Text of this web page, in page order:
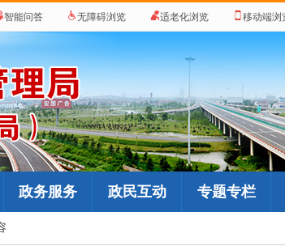
智能问答 无障碍浏览 适老化浏览 移动端浏
政务服务 政民互动 专题专栏